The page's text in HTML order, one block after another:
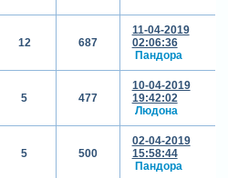
12 687
11-04-2019
02:06:36
Пандора
5 477
10-04-2019
19:42:02
Людона
5 500
02-04-2019
15:58:44
Пандора